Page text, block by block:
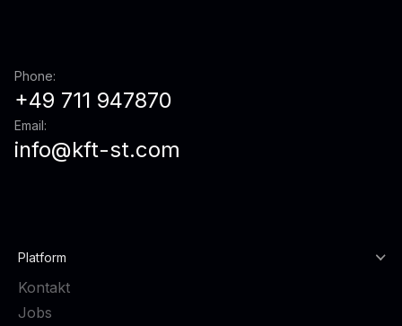
Phone:
+49 711 947870
Email:
info@kft-st.com
Platform
Kontakt
Jobs